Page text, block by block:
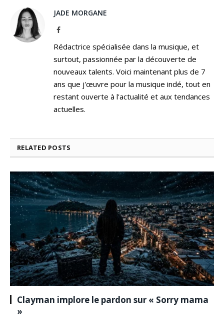
JADE MORGANE
Facebook
Rédactrice spécialisée dans la musique, et
surtout, passionnée par la découverte de
nouveaux talents. Voici maintenant plus de 7
ans que j'œuvre pour la musique indé, tout en
restant ouverte à l'actualité et aux tendances
actuelles.
RELATED POSTS
Clayman implore le pardon sur « Sorry mama
»